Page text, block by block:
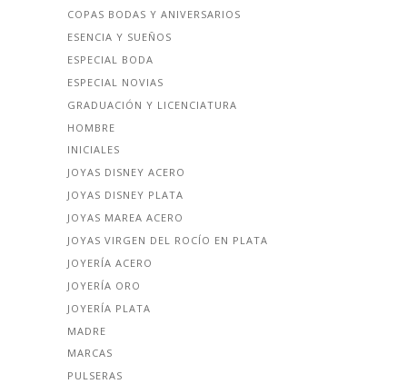
COPAS BODAS Y ANIVERSARIOS
ESENCIA Y SUEÑOS
ESPECIAL BODA
ESPECIAL NOVIAS
GRADUACIÓN Y LICENCIATURA
HOMBRE
INICIALES
JOYAS DISNEY ACERO
JOYAS DISNEY PLATA
JOYAS MAREA ACERO
JOYAS VIRGEN DEL ROCÍO EN PLATA
JOYERÍA ACERO
JOYERÍA ORO
JOYERÍA PLATA
MADRE
MARCAS
PULSERAS